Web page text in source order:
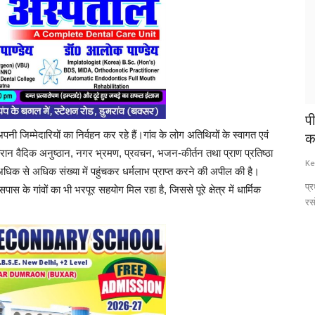
जिम्मेदारियों का निर्वहन कर रहे हैं।गांव के लोग अतिथियों के स्वागत एवं
वैदिक अनुष्ठान, नगर भ्रमण, प्रवचन, भजन-कीर्तन तथा प्राण प्रतिष्ठा
से अधिक संख्या में पहुंचकर धर्मलाभ प्राप्त करने की अपील की है।
के गांवों का भी भरपूर सहयोग मिल रहा है, जिससे पूरे क्षेत्र में धार्मिक
ने
कराने आयी
उपभोक्ता अधिकारों की ढाल है जागरूकता
बढ़ती बाजारवादी व्यवस्था और सेवाओं के विस्तार के दौर में उपभोक्ताओं के
अधिकारों की...